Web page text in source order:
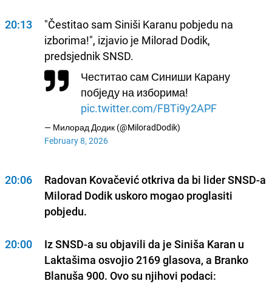
20:13
"Čestitao sam Siniši Karanu pobjedu na
izborima!", izjavio je Milorad Dodik,
predsjednik SNSD.
Честитао сам Синиши Карану
побједу на изборима!
pic.twitter.com/FBTi9y2APF
— Милорад Додик (@MiloradDodik)
February 8, 2026
20:06
Radovan Kovačević otkriva da bi lider SNSD-a
Milorad Dodik uskoro mogao proglasiti
pobjedu.
20:00
Iz SNSD-a su objavili da je Siniša Karan u
Laktašima osvojio 2169 glasova, a Branko
Blanuša 900. Ovo su njihovi podaci: